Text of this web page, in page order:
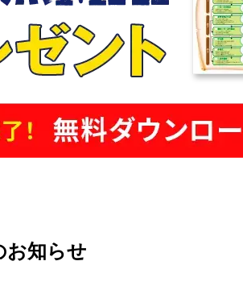
お知らせ